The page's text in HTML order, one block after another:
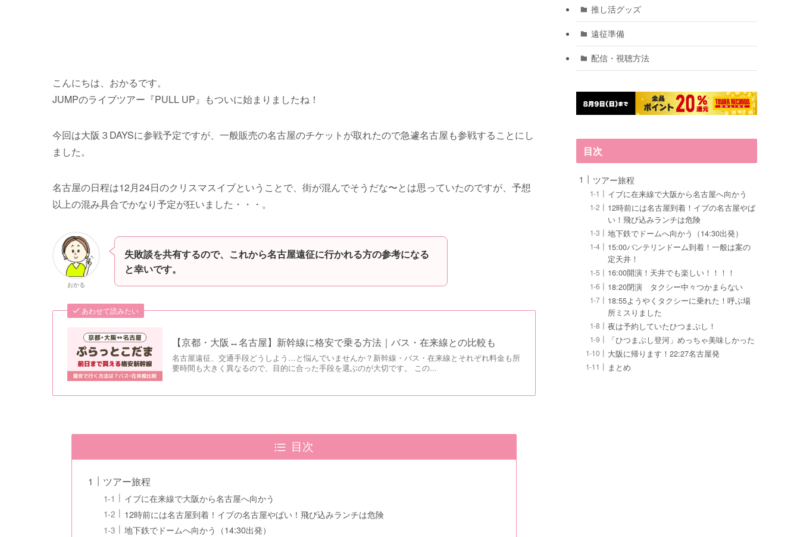
こんにちは、おかるです。
JUMPのライブツアー『PULL UP』もついに始まりましたね！
今回は大阪３DAYSに参戦予定ですが、一般販売の名古屋のチケットが取れたので急遽名古屋も参戦することにし
ました。
名古屋の日程は12月24日のクリスマスイブということで、街が混んでそうだな〜とは思っていたのですが、予想
以上の混み具合でかなり予定が狂いました・・・。
おかる
失敗談を共有するので、これから名古屋遠征に行かれる方の参考になる
と幸いです。
あわせて読みたい
【京都・大阪↔名古屋】新幹線に格安で乗る方法｜バス・在来線との比較も
名古屋遠征、交通手段どうしよう…と悩んでいませんか？新幹線・バス・在来線とそれぞれ料金も所
要時間も大きく異なるので、目的に合った手段を選ぶのが大切です。 この...
目次
ツアー旅程
イブに在来線で大阪から名古屋へ向かう
12時前には名古屋到着！イブの名古屋やばい！飛び込みランチは危険
地下鉄でドームへ向かう（14:30出発）
推し活グッズ
遠征準備
配信・視聴方法
目次
ツアー旅程
イブに在来線で大阪から名古屋へ向かう
12時前には名古屋到着！イブの名古屋やば
い！飛び込みランチは危険
地下鉄でドームへ向かう（14:30出発）
15:00バンテリンドーム到着！一般は案の
定天井！
16:00開演！天井でも楽しい！！！！
18:20閉演 タクシー中々つかまらない
18:55ようやくタクシーに乗れた！呼ぶ場
所ミスりました
夜は予約していたひつまぶし！
「ひつまぶし登河」めっちゃ美味しかった
大阪に帰ります！22:27名古屋発
まとめ